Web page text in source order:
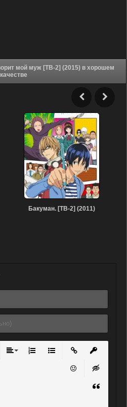
качестве
Бакуман. [ТВ-2] (2011)
Нумерованный список
Маркированный
Вставить ссылку
Вставить